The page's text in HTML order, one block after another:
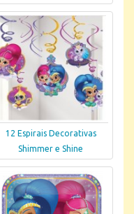
12 Espirais Decorativas
Shimmer e Shine